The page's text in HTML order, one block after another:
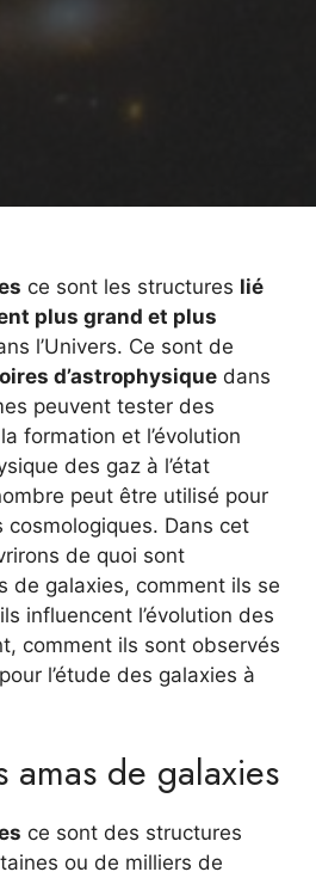
ce sont les structures lié
plus grand et plus
l’Univers. Ce sont de
d’astrophysique dans
peuvent tester des
formation et l’évolution
des gaz à l’état
peut être utilisé pour
Dans cet
de quoi sont
de galaxies, comment ils se
influencent l’évolution des
comment ils sont observés
l’étude des galaxies à
amas de galaxies
ce sont des structures
ou de milliers de